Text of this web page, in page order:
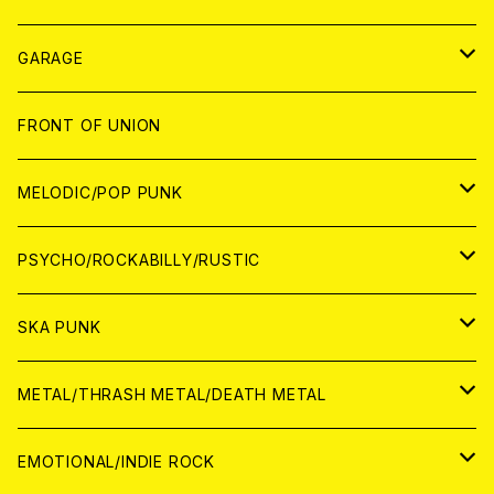
ANALOG
GARAGE
JAPAN
アナログ
CD
WORLD
アナログ
CD
FRONT OF UNION
MELODIC/POP PUNK
JAPAN
CD
ANALOG
WORLD
CD
ANALOG
PSYCHO/ROCKABILLY/RUSTIC
JAPAN
CD
ANALOG
WORLD
CD
SKA PUNK
JAPAN
CD
WORLD
METAL/THRASH METAL/DEATH METAL
JAPAN
EMOTIONAL/INDIE ROCK